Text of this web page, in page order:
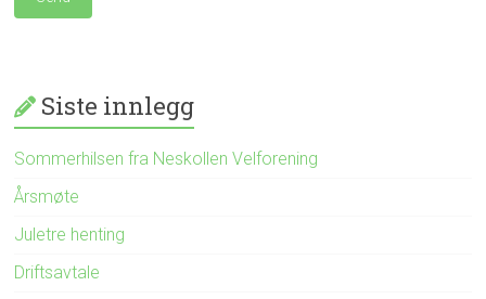
Siste innlegg
Sommerhilsen fra Neskollen Velforening
Årsmøte
Juletre henting
Driftsavtale